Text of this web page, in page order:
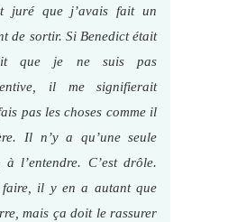
juré que j’avais fait un
de sortir. Si Benedict était
que je ne suis pas
il me signifierait
pas les choses comme il
Il n’y a qu’une seule
l’entendre. C’est drôle.
faire, il y en a autant que
mais ça doit le rassurer